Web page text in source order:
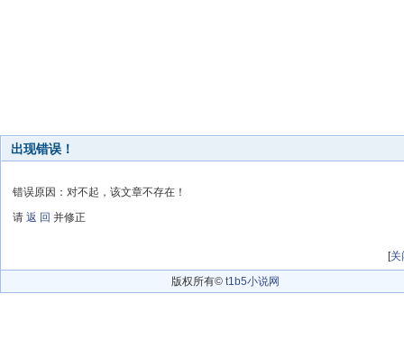
出现错误！
错误原因：对不起，该文章不存在！
请 返 回 并修正
[关
版权所有© t1b5小说网